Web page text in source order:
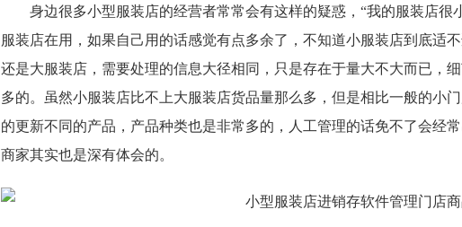
身边很多小型服装店的经营者常常会有这样的疑惑，“我的服装店很
服装店在用，如果自己用的话感觉有点多余了，不知道小服装店到底适
还是大服装店，需要处理的信息大径相同，只是存在于量大不大而已，
多的。虽然小服装店比不上大服装店货品量那么多，但是相比一般的小
的更新不同的产品，产品种类也是非常多的，人工管理的话免不了会经
商家其实也是深有体会的。